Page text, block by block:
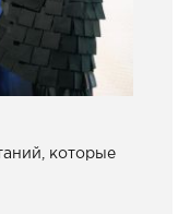
которые